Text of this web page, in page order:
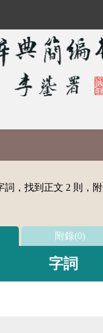
詞，找到正文 2 則，
附錄(0)
字詞